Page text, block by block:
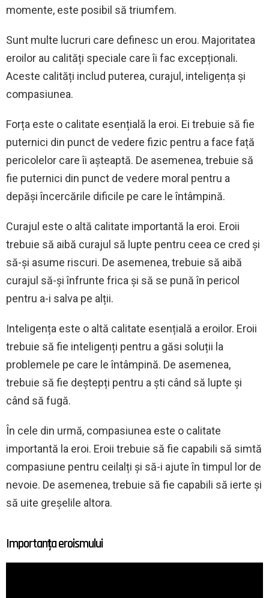
momente, este posibil să triumfem.
Sunt multe lucruri care definesc un erou. Majoritatea
eroilor au calități speciale care îi fac excepționali.
Aceste calități includ puterea, curajul, inteligența și
compasiunea.
Forța este o calitate esențială la eroi. Ei trebuie să fie
puternici din punct de vedere fizic pentru a face față
pericolelor care îi așteaptă. De asemenea, trebuie să
fie puternici din punct de vedere moral pentru a
depăși încercările dificile pe care le întâmpină.
Curajul este o altă calitate importantă la eroi. Eroii
trebuie să aibă curajul să lupte pentru ceea ce cred și
să-și asume riscuri. De asemenea, trebuie să aibă
curajul să-și înfrunte frica și să se pună în pericol
pentru a-i salva pe alții.
Inteligența este o altă calitate esențială a eroilor. Eroii
trebuie să fie inteligenți pentru a găsi soluții la
problemele pe care le întâmpină. De asemenea,
trebuie să fie deștepți pentru a ști când să lupte și
când să fugă.
În cele din urmă, compasiunea este o calitate
importantă la eroi. Eroii trebuie să fie capabili să simtă
compasiune pentru ceilalți și să-i ajute în timpul lor de
nevoie. De asemenea, trebuie să fie capabili să ierte și
să uite greșelile altora.
Importanța eroismului